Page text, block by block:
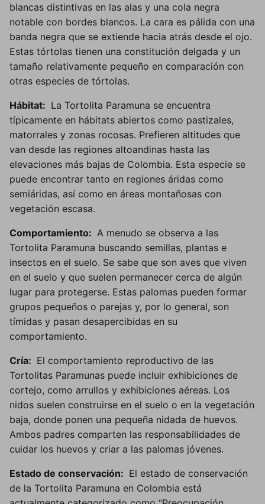
blancas distintivas en las alas y una cola negra
notable con bordes blancos. La cara es pálida con una
banda negra que se extiende hacia atrás desde el ojo.
Estas tórtolas tienen una constitución delgada y un
tamaño relativamente pequeño en comparación con
otras especies de tórtolas.
Hábitat: La Tortolita Paramuna se encuentra
típicamente en hábitats abiertos como pastizales,
matorrales y zonas rocosas. Prefieren altitudes que
van desde las regiones altoandinas hasta las
elevaciones más bajas de Colombia. Esta especie se
puede encontrar tanto en regiones áridas como
semiáridas, así como en áreas montañosas con
vegetación escasa.
Comportamiento: A menudo se observa a las
Tortolita Paramuna buscando semillas, plantas e
insectos en el suelo. Se sabe que son aves que viven
en el suelo y que suelen permanecer cerca de algún
lugar para protegerse. Estas palomas pueden formar
grupos pequeños o parejas y, por lo general, son
tímidas y pasan desapercibidas en su
comportamiento.
Cría: El comportamiento reproductivo de las
Tortolitas Paramunas puede incluir exhibiciones de
cortejo, como arrullos y exhibiciones aéreas. Los
nidos suelen construirse en el suelo o en la vegetación
baja, donde ponen una pequeña nidada de huevos.
Ambos padres comparten las responsabilidades de
cuidar los huevos y criar a las palomas jóvenes.
Estado de conservación: El estado de conservación
de la Tortolita Paramuna en Colombia está